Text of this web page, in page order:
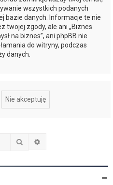
wszystkich podanych
bazie danych. Informacje te nie
twojej zgody, ale ani „Biznes
na biznes”, ani phpBB nie
do witryny, podczas
danych.
Szukaj